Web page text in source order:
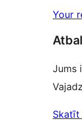
Your
Jums
Skatīt